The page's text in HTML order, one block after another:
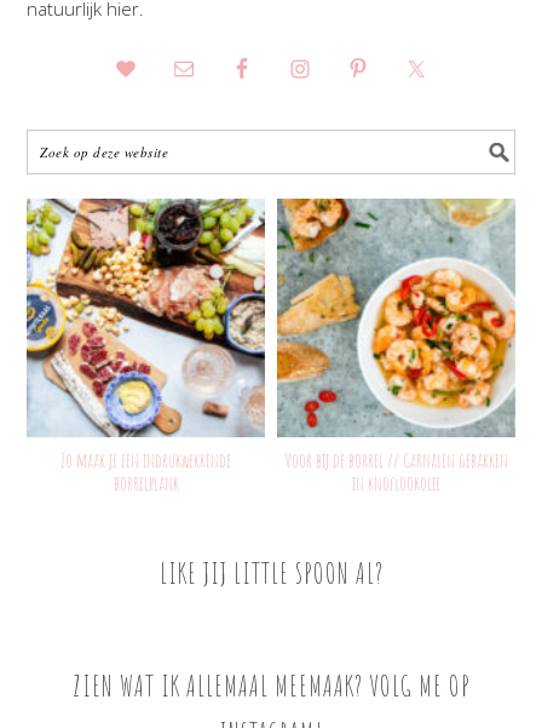
natuurlijk hier.
Zo maak je een indrukwekkende
borrelplank
Voor bij de borrel // Garnalen gebakken
in knoflookolie
LIKE JIJ LITTLE SPOON AL?
ZIEN WAT IK ALLEMAAL MEEMAAK? VOLG ME OP